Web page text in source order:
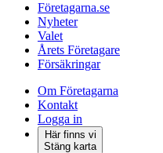
Företagarna.se
Nyheter
Valet
Årets Företagare
Försäkringar
Om Företagarna
Kontakt
Logga in
Här finns vi
Stäng karta